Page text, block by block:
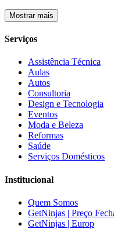
Mostrar mais
Serviços
Assistência Técnica
Aulas
Autos
Consultoria
Design e Tecnologia
Eventos
Moda e Beleza
Reformas
Saúde
Serviços Domésticos
Institucional
Quem Somos
GetNinjas | Preço
GetNinjas | Europ